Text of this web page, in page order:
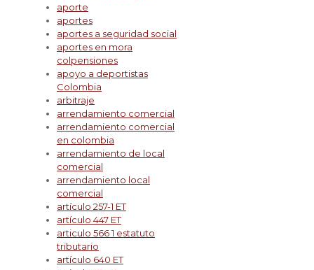
aporte
aportes
aportes a seguridad social
aportes en mora
colpensiones
apoyo a deportistas
Colombia
arbitraje
arrendamiento comercial
arrendamiento comercial
en colombia
arrendamiento de local
comercial
arrendamiento local
comercial
artículo 257-1 ET
artículo 447 ET
articulo 566 1 estatuto
tributario
artículo 640 ET